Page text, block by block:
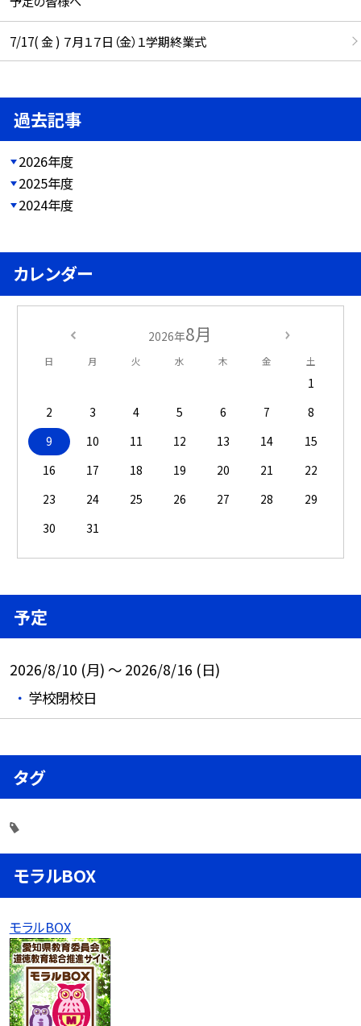
7/17( 金 ) ７月１７日（金）１学期終業式
過去記事
2026年度
2025年度
2024年度
カレンダー
2026年8月
日 月 火 水 木 金 土
1
2
3 4 5 6 7
8
9
10 11 12 13 14
15
16
17 18 19 20 21
22
23
24 25 26 27 28
29
30
31
予定
2026/8/10 (月) ～ 2026/8/16 (日)
学校閉校日
タグ
モラルBOX
モラルBOX